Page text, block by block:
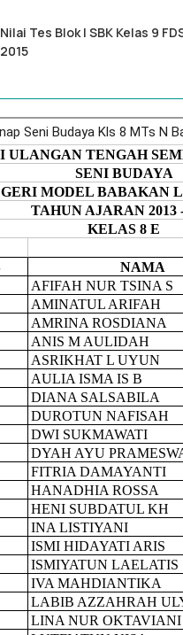
Nilai Tes Blok I SBK Kelas 9
2015